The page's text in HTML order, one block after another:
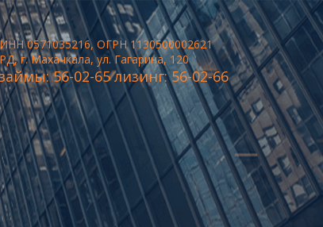
0571035216, ОГРН 1130500002621
г. Махачкала, ул. Гагарина, 120
56-02-65 лизинг: 56-02-66